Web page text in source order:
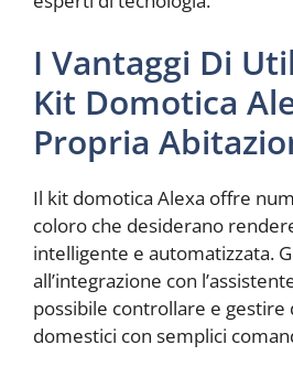
I Vantaggi Di
Kit Domotica
Propria
Il kit domotica Alexa offre
coloro che desiderano
intelligente e automatizzata.
all’integrazione con
possibile controllare e gestire
domestici con semplici